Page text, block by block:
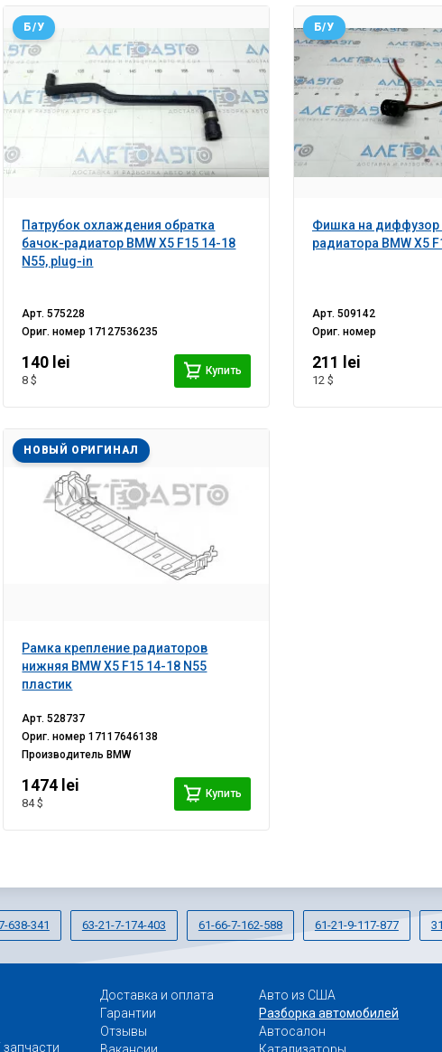
Патрубок охлаждения обратка
бачок-радиатор BMW X5 F15 14-18
N55, plug-in
Б/У
Арт.575228
Ориг. номер17127536235
140 lei
8 $
Купить
Фишка на диффузор
радиатора BMW X5
Б/У
Арт. 509142
Ориг. номер
211 lei
12 $
Рамка крепление радиаторов
нижняя BMW X5 F15 14-18 N55
пластик
НОВЫЙ ОРИГИНАЛ
Арт.528737
Ориг. номер17117646138
Производитель BMW
1474 lei
84 $
Купить
638-341 63-21-7-174-403 61-66-7-162-588 61-21-9-117-877
Доставка и оплата
Гарантии
Отзывы
Авто из США
Разборка автомобилей
Автосалон